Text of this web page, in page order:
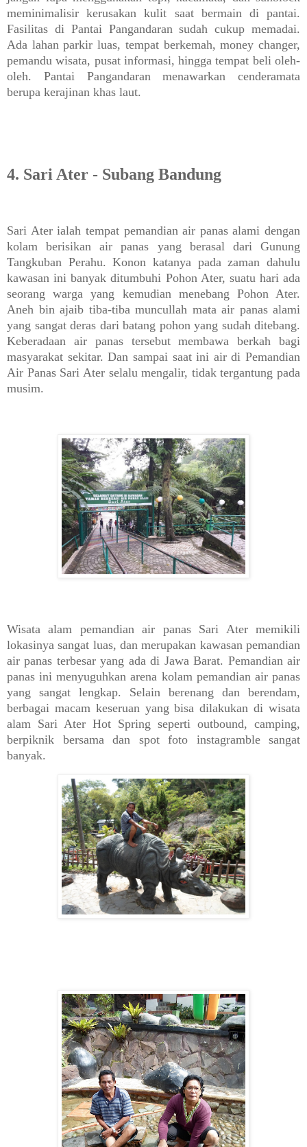
meminimalisir kerusakan kulit saat bermain di pantai.
Fasilitas di Pantai Pangandaran sudah cukup memadai.
Ada lahan parkir luas, tempat berkemah, money changer,
pemandu wisata, pusat informasi, hingga tempat beli oleh-
oleh. Pantai Pangandaran menawarkan cenderamata
berupa kerajinan khas laut.
4. Sari Ater - Subang Bandung
Sari Ater ialah tempat pemandian air panas alami dengan
kolam berisikan air panas yang berasal dari Gunung
Tangkuban Perahu. Konon katanya pada zaman dahulu
kawasan ini banyak ditumbuhi Pohon Ater, suatu hari ada
seorang warga yang kemudian menebang Pohon Ater.
Aneh bin ajaib tiba-tiba muncullah mata air panas alami
yang sangat deras dari batang pohon yang sudah ditebang.
Keberadaan air panas tersebut membawa berkah bagi
masyarakat sekitar. Dan sampai saat ini air di Pemandian
Air Panas Sari Ater selalu mengalir, tidak tergantung pada
musim.
Wisata alam pemandian air panas Sari Ater memikili
lokasinya sangat luas, dan merupakan kawasan pemandian
air panas terbesar yang ada di Jawa Barat. Pemandian air
panas ini menyuguhkan arena kolam pemandian air panas
yang sangat lengkap. Selain berenang dan berendam,
berbagai macam keseruan yang bisa dilakukan di wisata
alam Sari Ater Hot Spring seperti outbound, camping,
berpiknik bersama dan spot foto instagramble sangat
banyak.